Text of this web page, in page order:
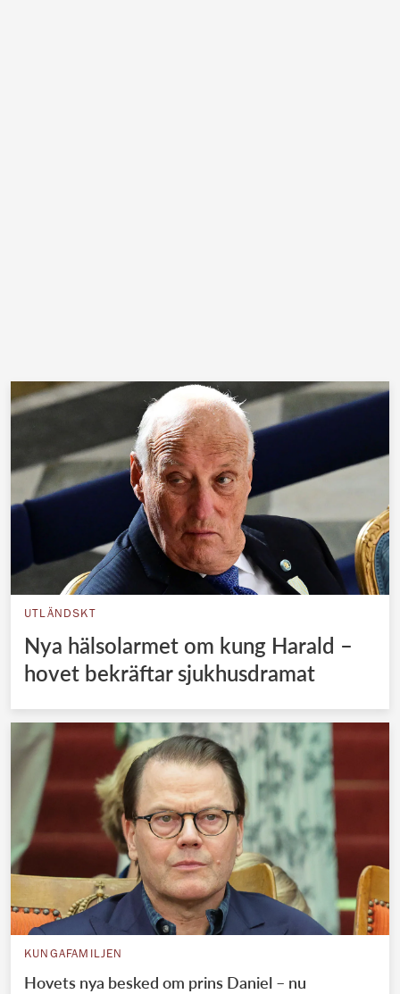
UTLÄNDSKT
Nya hälsolarmet om kung Harald –
hovet bekräftar sjukhusdramat
KUNGAFAMILJEN
Hovets nya besked om prins Daniel – nu